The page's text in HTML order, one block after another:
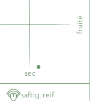
fruité
sec
saftig, reif